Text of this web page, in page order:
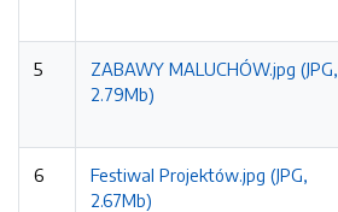
5
ZABAWY MALUCHÓW.jpg (JPG,
2.79Mb)
6
Festiwal Projektów.jpg (JPG,
2.67Mb)